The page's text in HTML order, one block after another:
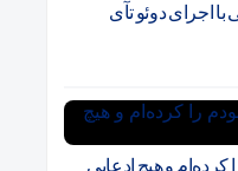
با اجرای دوئو تآی
و هیچ ادعایی